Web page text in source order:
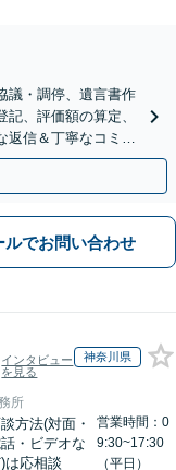
議・調停、遺言書作
、評価額の算定、
返信＆丁寧なコミュ
ルでお問い合わせ
インタビュー
を見る
神奈川県
所
方法(対面・
・ビデオな
)は応相談
営業時間：0
9:30~17:30
（平日）